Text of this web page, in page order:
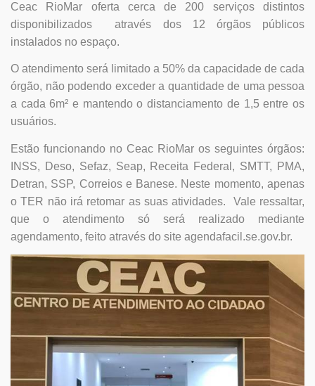
Ceac RioMar oferta cerca de 200 serviços distintos
disponibilizados através dos 12 órgãos públicos
instalados no espaço.
O atendimento será limitado a 50% da capacidade de cada
órgão, não podendo exceder a quantidade de uma pessoa
a cada 6m² e mantendo o distanciamento de 1,5 entre os
usuários.
Estão funcionando no Ceac RioMar os seguintes órgãos:
INSS, Deso, Sefaz, Seap, Receita Federal, SMTT, PMA,
Detran, SSP, Correios e Banese. Neste momento, apenas
o TER não irá retomar as suas atividades. Vale ressaltar,
que o atendimento só será realizado mediante
agendamento, feito através do site agendafacil.se.gov.br.